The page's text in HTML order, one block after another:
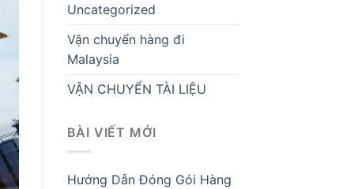
Uncategorized
Vận chuyển hàng đi
Malaysia
VẬN CHUYỂN TÀI LIỆU
BÀI VIẾT MỚI
Hướng Dẫn Đóng Gói Hàng